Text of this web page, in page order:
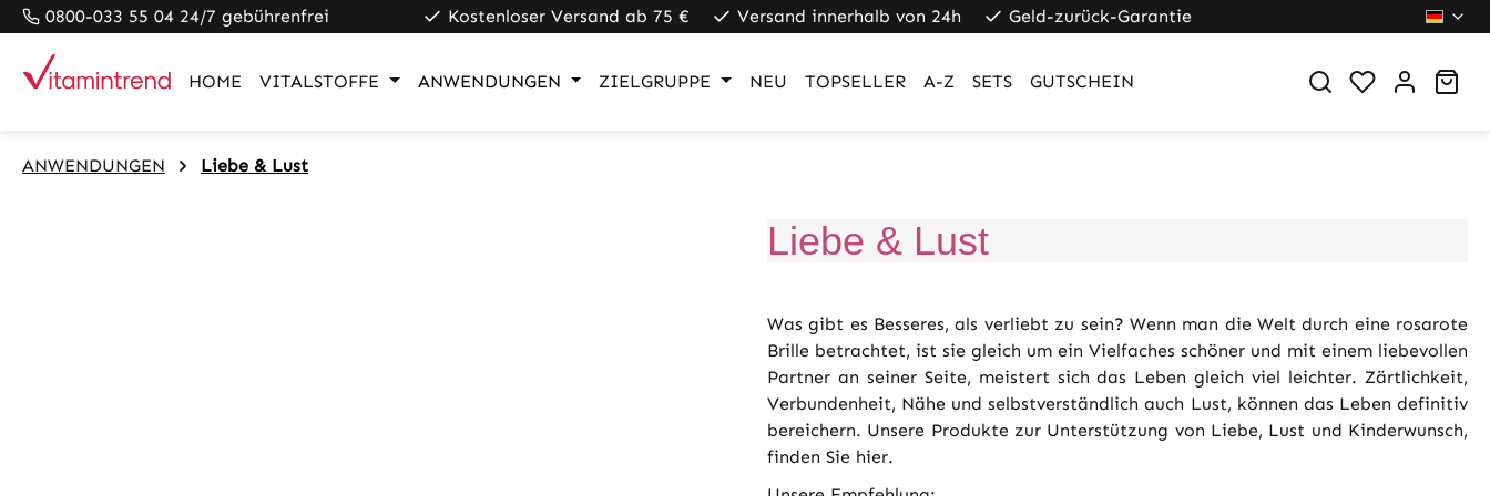
Zur Hauptnavigation springen
0800-033 55 04 24/7 gebührenfrei Kostenloser Versand ab 75 € Versand innerhalb von 24h Geld-zurück-Garantie
HOME VITALSTOFFE ANWENDUNGEN ZIELGRUPPE NEU TOPSELLER A-Z SETS GUTSCHEIN Du hast 0
ANWENDUNGEN Liebe & Lust
Liebe & Lust
Was gibt es Besseres, als verliebt zu sein? Wenn man die Welt durch eine rosarote
Brille betrachtet, ist sie gleich um ein Vielfaches schöner und mit einem liebevollen
Partner an seiner Seite, meistert sich das Leben gleich viel leichter. Zärtlichkeit,
Verbundenheit, Nähe und selbstverständlich auch Lust, können das Leben definitiv
bereichern. Unsere Produkte zur Unterstützung von Liebe, Lust und Kinderwunsch,
finden Sie hier.